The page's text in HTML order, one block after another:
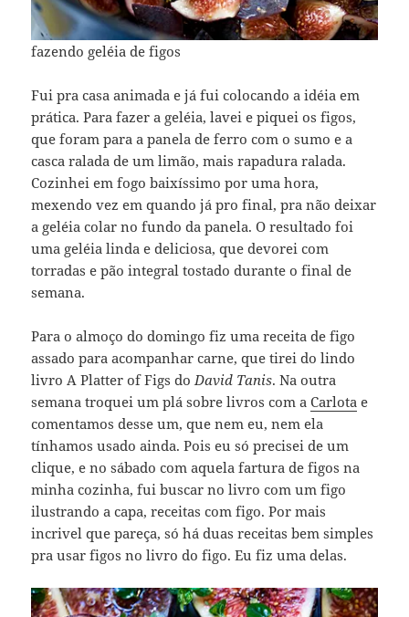
fazendo geléia de figos
Fui pra casa animada e já fui colocando a idéia em
prática. Para fazer a geléia, lavei e piquei os figos,
que foram para a panela de ferro com o sumo e a
casca ralada de um limão, mais rapadura ralada.
Cozinhei em fogo baixíssimo por uma hora,
mexendo vez em quando já pro final, pra não deixar
a geléia colar no fundo da panela. O resultado foi
uma geléia linda e deliciosa, que devorei com
torradas e pão integral tostado durante o final de
semana.
Para o almoço do domingo fiz uma receita de figo
assado para acompanhar carne, que tirei do lindo
livro A Platter of Figs do David Tanis. Na outra
semana troquei um plá sobre livros com aCarlota e
comentamos desse um, que nem eu, nem ela
tínhamos usado ainda. Pois eu só precisei de um
clique, e no sábado com aquela fartura de figos na
minha cozinha, fui buscar no livro com um figo
ilustrando a capa, receitas com figo. Por mais
incrivel que pareça, só há duas receitas bem simples
pra usar figos no livro do figo. Eu fiz uma delas.